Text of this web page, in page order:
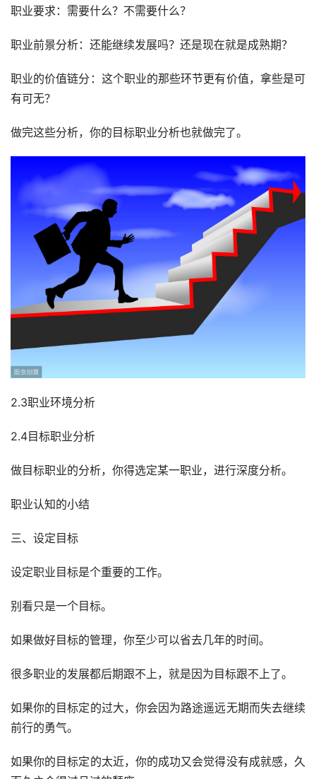
职业要求：需要什么？不需要什么？
职业前景分析：还能继续发展吗？还是现在就是成熟期？
职业的价值链分：这个职业的那些环节更有价值，拿些是可
有可无？
做完这些分析，你的目标职业分析也就做完了。
2.3职业环境分析
2.4目标职业分析
做目标职业的分析，你得选定某一职业，进行深度分析。
职业认知的小结
三、设定目标
设定职业目标是个重要的工作。
别看只是一个目标。
如果做好目标的管理，你至少可以省去几年的时间。
很多职业的发展都后期跟不上，就是因为目标跟不上了。
如果你的目标定的过大，你会因为路途遥远无期而失去继续
前行的勇气。
如果你的目标定的太近，你的成功又会觉得没有成就感，久